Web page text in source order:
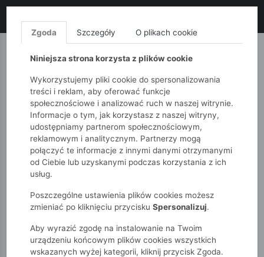
MONNARI QUIOSQUE
51015kids Chłopcy 7-12 lat Skarpety 3-pak 2V4606
Zgoda Szczegóły O plikach cookie
Niniejsza strona korzysta z plików cookie
Wykorzystujemy pliki cookie do spersonalizowania
treści i reklam, aby oferować funkcje
społecznościowe i analizować ruch w naszej witrynie.
Informacje o tym, jak korzystasz z naszej witryny,
udostępniamy partnerom społecznościowym,
reklamowym i analitycznym. Partnerzy mogą
połączyć te informacje z innymi danymi otrzymanymi
od Ciebie lub uzyskanymi podczas korzystania z ich
usług.
Poszczególne ustawienia plików cookies możesz
zmieniać po kliknięciu przycisku Spersonalizuj.
Aby wyrazić zgodę na instalowanie na Twoim
urządzeniu końcowym plików cookies wszystkich
wskazanych wyżej kategorii, kliknij przycisk Zgoda.